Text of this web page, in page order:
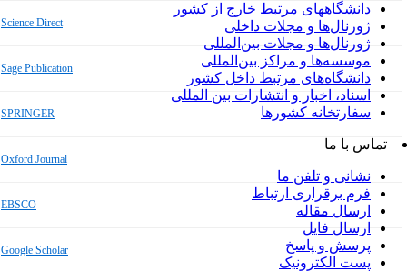
دانشگاههای مرتبط خارج از کشور
ژورنال‌ها و مجلات داخلی
ژورنال‌ها و مجلات بین‌المللی
موسسه‌ها و مراکز بین‌المللی
دانشگاه‌های مرتبط داخل کشور
اسناد، اخبار و انتشارات بین المللی
سفارتخانه کشورها
تماس با ما
نشانی و تلفن ما
فرم برقراری ارتباط
ارسال مقاله
ارسال فایل
پرسش و پاسخ
پست الکترونیک
Science Direct
Sage Publication
SPRINGER
Oxford Journal
EBSCO
Google Scholar